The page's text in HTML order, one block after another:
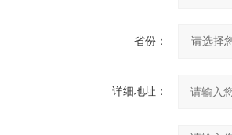
省份：
详细地址：